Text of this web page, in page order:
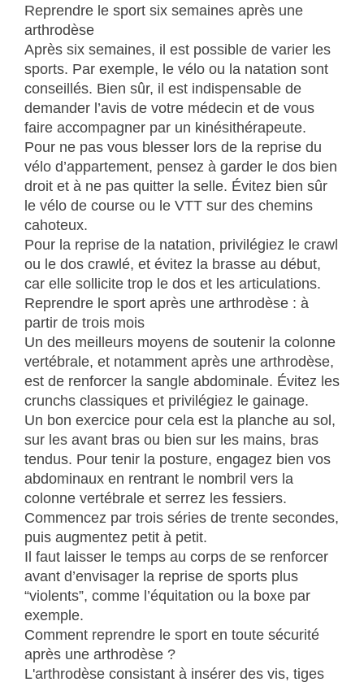
Reprendre le sport six semaines après une
arthrodèse
Après six semaines, il est possible de varier les
sports. Par exemple, le vélo ou la natation sont
conseillés. Bien sûr, il est indispensable de
demander l’avis de votre médecin et de vous
faire accompagner par un kinésithérapeute.
Pour ne pas vous blesser lors de la reprise du
vélo d’appartement, pensez à garder le dos bien
droit et à ne pas quitter la selle. Évitez bien sûr
le vélo de course ou le VTT sur des chemins
cahoteux.
Pour la reprise de la natation, privilégiez le crawl
ou le dos crawlé, et évitez la brasse au début,
car elle sollicite trop le dos et les articulations.
Reprendre le sport après une arthrodèse : à
partir de trois mois
Un des meilleurs moyens de soutenir la colonne
vertébrale, et notamment après une arthrodèse,
est de renforcer la sangle abdominale. Évitez les
crunchs classiques et privilégiez le gainage.
Un bon exercice pour cela est la planche au sol,
sur les avant bras ou bien sur les mains, bras
tendus. Pour tenir la posture, engagez bien vos
abdominaux en rentrant le nombril vers la
colonne vertébrale et serrez les fessiers.
Commencez par trois séries de trente secondes,
puis augmentez petit à petit.
Il faut laisser le temps au corps de se renforcer
avant d’envisager la reprise de sports plus
“violents”, comme l’équitation ou la boxe par
exemple.
Comment reprendre le sport en toute sécurité
après une arthrodèse ?
L'arthrodèse consistant à insérer des vis, tiges